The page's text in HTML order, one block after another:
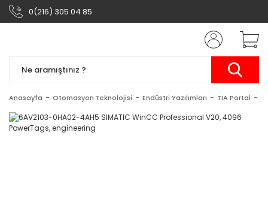
0(216) 305 04 85
Anasayfa Otomasyon Teknolojisi Endüstri Yazılımları TIA Portal